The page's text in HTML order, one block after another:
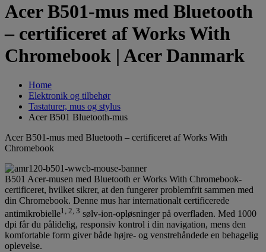
Acer B501-mus med Bluetooth
– certificeret af Works With
Chromebook | Acer Danmark
Home
Elektronik og tilbehør
Tastaturer, mus og stylus
Acer B501 Bluetooth-mus
Acer B501-mus med Bluetooth – certificeret af Works With
Chromebook
B501 Acer-musen med Bluetooth er Works With Chromebook-
certificeret, hvilket sikrer, at den fungerer problemfrit sammen med
din Chromebook. Denne mus har internationalt certificerede
antimikrobielle1, 2, 3 sølv-ion-opløsninger på overfladen. Med 1000
dpi får du pålidelig, responsiv kontrol i din navigation, mens den
komfortable form giver både højre- og venstrehåndede en behagelig
oplevelse.